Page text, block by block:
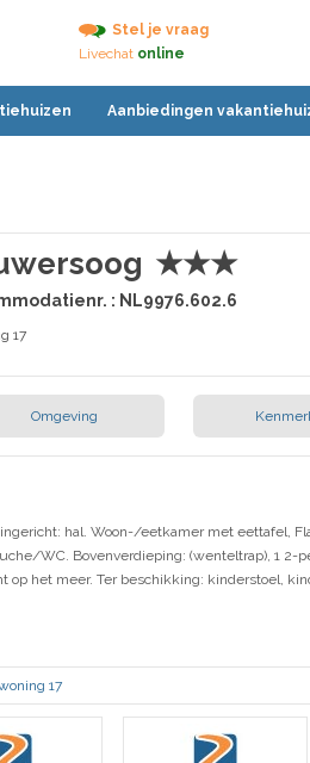
Stel je vraag
Livechat online
Aanbiedingen
★★★
: NL9976.602.6
17
Omgeving
hal. Woon-/eetkamer met eettafel,
WC. Bovenverdieping: (wenteltrap), 1
het meer. Ter beschikking: kinderstoel,